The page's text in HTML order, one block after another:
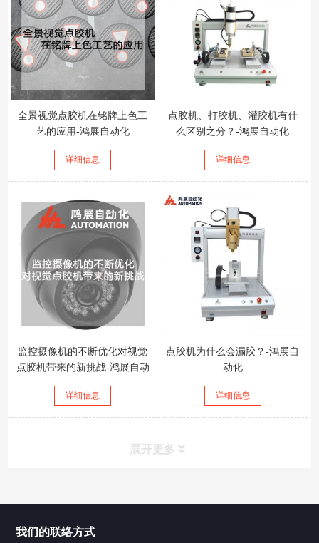
全景视觉点胶机在铭牌上色工
艺的应用-鸿展自动化
详细信息
点胶机、打胶机、灌胶机有什
么区别之分？-鸿展自动化
详细信息
监控摄像机的不断优化对视觉
点胶机带来的新挑战-鸿展自动
详细信息
点胶机为什么会漏胶？-鸿展自
动化
详细信息
展开更多
我们的联络方式